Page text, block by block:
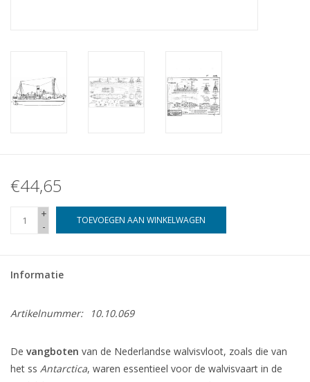
€44,65
+
-
TOEVOEGEN AAN WINKELWAGEN
Informatie
Artikelnummer: 10.10.069
De vangboten van de Nederlandse walvisvloot, zoals die van
het ss Antarctica, waren essentieel voor de walvisvaart in de